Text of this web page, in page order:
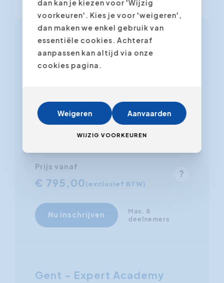
Antwerpen - Expert
Academy
Mechelsesteenweg 109, 2018
vr 18.09.2026 (09u00 tot 17u00)
Nederlands
Ellen Dierckx
Prijs vanaf
€ 795,00(exclusief BTW)
Nu inschrijven
Max. 8
deelnemers
Gent - Expert Academy
dan kan je kiezen voor 'Wijzig
voorkeuren'. Kies je voor 'weigeren',
dan maken we enkel gebruik van
essentiële cookies. Achteraf
aanpassen kan altijd via onze
cookies pagina.
Weigeren Aanvaarden
WIJZIG VOORKEUREN